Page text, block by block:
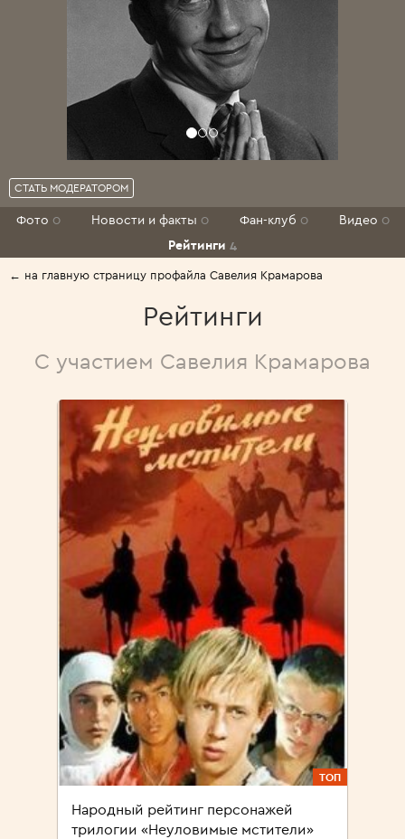
СТАТЬ МОДЕРАТОРОМ
Фото 0 Новости и факты 0 Фан-клуб 0 Видео 0
Рейтинги 4
← на главную страницу профайла Савелия Крамарова
Рейтинги
С участием Савелия Крамарова
ТОП
Народный рейтинг персонажей
трилогии «Неуловимые мстители»